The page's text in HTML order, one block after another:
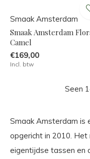
Smaak Amsterdam
Smaak Amsterdam
Camel
€169,00
Incl. btw
Seen
Smaak Amsterdam is
opgericht in 2010. Het
eigentijdse tassen en